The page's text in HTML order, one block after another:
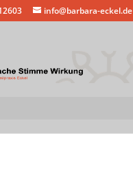
info@barbara-eckel.de